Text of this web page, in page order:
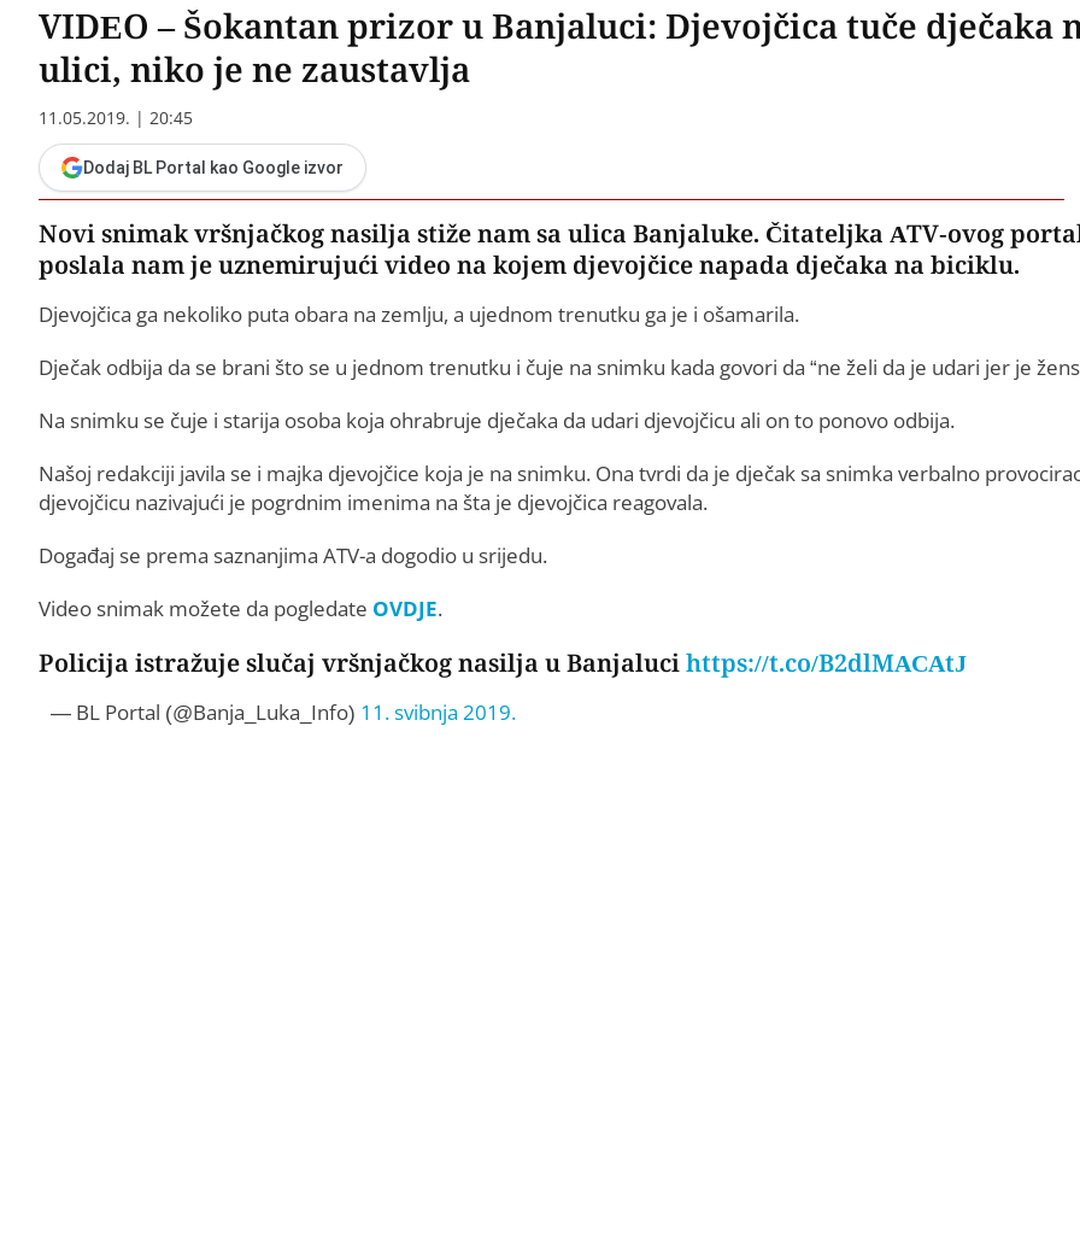
VIDEO – Šokantan prizor u Banjaluci: Djevojčica tuče dječaka
ulici, niko je ne zaustavlja
11.05.2019. | 20:45
Dodaj BL Portal kao Google izvor
Novi snimak vršnjačkog nasilja stiže nam sa ulica Banjaluke. Čitateljka ATV-ovog
poslala nam je uznemirujući video na kojem djevojčice napada dječaka na biciklu.
Djevojčica ga nekoliko puta obara na zemlju, a ujednom trenutku ga je i ošamarila.
Dječak odbija da se brani što se u jednom trenutku i čuje na snimku kada govori da “ne želi da je udari jer je
Na snimku se čuje i starija osoba koja ohrabruje dječaka da udari djevojčicu ali on to ponovo odbija.
Našoj redakciji javila se i majka djevojčice koja je na snimku. Ona tvrdi da je dječak sa snimka verbalno
djevojčicu nazivajući je pogrdnim imenima na šta je djevojčica reagovala.
Događaj se prema saznanjima ATV-a dogodio u srijedu.
Video snimak možete da pogledate OVDJE.
Policija istražuje slučaj vršnjačkog nasilja u Banjalucihttps://t.co/B2dlMACAtJ
— BL Portal (@Banja_Luka_Info) 11. svibnja 2019.